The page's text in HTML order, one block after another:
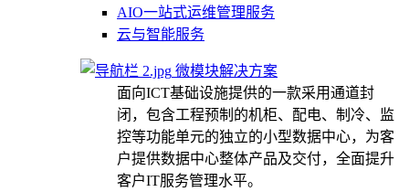
AIO一站式运维管理服务
云与智能服务
微模块解决方案
面向ICT基础设施提供的一款采用通道封
闭，包含工程预制的机柜、配电、制冷、监
控等功能单元的独立的小型数据中心，为客
户提供数据中心整体产品及交付，全面提升
客户IT服务管理水平。